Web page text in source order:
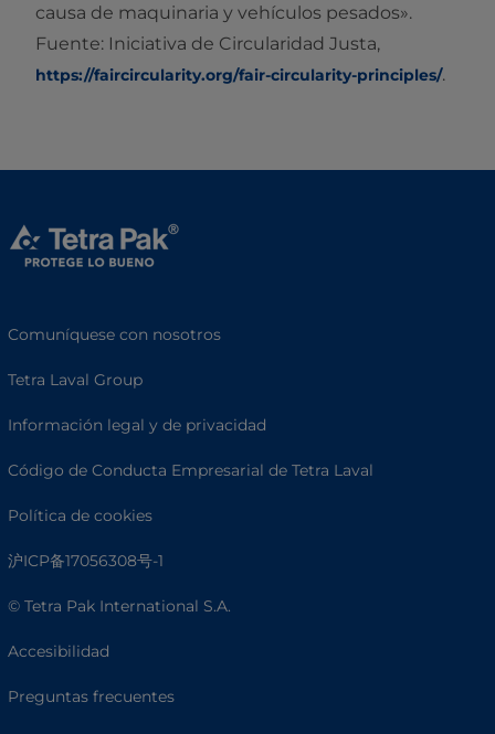
causa de maquinaria y vehículos pesados».
Fuente: Iniciativa de Circularidad Justa,
https://faircircularity.org/fair-circularity-principles/.
Comuníquese con nosotros
Tetra Laval Group
Información legal y de privacidad
Código de Conducta Empresarial de Tetra Laval
Política de cookies
沪ICP备17056308号-1
© Tetra Pak International S.A.
Accesibilidad
Preguntas frecuentes